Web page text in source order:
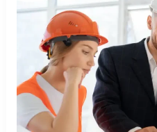
entreprises
dommages-
ouvrage
ce
qu’il
faut
savoir